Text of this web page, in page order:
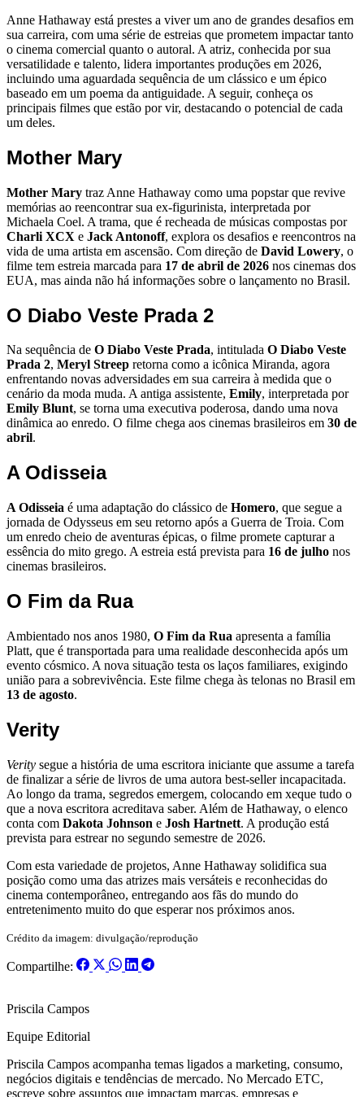
Anne Hathaway está prestes a viver um ano de grandes desafios em
sua carreira, com uma série de estreias que prometem impactar tanto
o cinema comercial quanto o autoral. A atriz, conhecida por sua
versatilidade e talento, lidera importantes produções em 2026,
incluindo uma aguardada sequência de um clássico e um épico
baseado em um poema da antiguidade. A seguir, conheça os
principais filmes que estão por vir, destacando o potencial de cada
um deles.
Mother Mary
Mother Mary traz Anne Hathaway como uma popstar que revive
memórias ao reencontrar sua ex-figurinista, interpretada por
Michaela Coel. A trama, que é recheada de músicas compostas por
Charli XCX e Jack Antonoff, explora os desafios e reencontros na
vida de uma artista em ascensão. Com direção de David Lowery, o
filme tem estreia marcada para 17 de abril de 2026 nos cinemas dos
EUA, mas ainda não há informações sobre o lançamento no Brasil.
O Diabo Veste Prada 2
Na sequência de O Diabo Veste Prada, intitulada O Diabo Veste
Prada 2, Meryl Streep retorna como a icônica Miranda, agora
enfrentando novas adversidades em sua carreira à medida que o
cenário da moda muda. A antiga assistente, Emily, interpretada por
Emily Blunt, se torna uma executiva poderosa, dando uma nova
dinâmica ao enredo. O filme chega aos cinemas brasileiros em 30 de
abril.
A Odisseia
A Odisseia é uma adaptação do clássico de Homero, que segue a
jornada de Odysseus em seu retorno após a Guerra de Troia. Com
um enredo cheio de aventuras épicas, o filme promete capturar a
essência do mito grego. A estreia está prevista para 16 de julho nos
cinemas brasileiros.
O Fim da Rua
Ambientado nos anos 1980, O Fim da Rua apresenta a família
Platt, que é transportada para uma realidade desconhecida após um
evento cósmico. A nova situação testa os laços familiares, exigindo
união para a sobrevivência. Este filme chega às telonas no Brasil em
13 de agosto.
Verity
Verity segue a história de uma escritora iniciante que assume a tarefa
de finalizar a série de livros de uma autora best-seller incapacitada.
Ao longo da trama, segredos emergem, colocando em xeque tudo o
que a nova escritora acreditava saber. Além de Hathaway, o elenco
conta com Dakota Johnson e Josh Hartnett. A produção está
prevista para estrear no segundo semestre de 2026.
Com esta variedade de projetos, Anne Hathaway solidifica sua
posição como uma das atrizes mais versáteis e reconhecidas do
cinema contemporâneo, entregando aos fãs do mundo do
entretenimento muito do que esperar nos próximos anos.
Crédito da imagem: divulgação/reprodução
Compartilhe:
Priscila Campos
Equipe Editorial
Priscila Campos acompanha temas ligados a marketing, consumo,
negócios digitais e tendências de mercado. No Mercado ETC,
escreve sobre assuntos que impactam marcas, empresas e